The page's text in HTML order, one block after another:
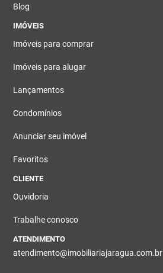
Blog
IMÓVEIS
Imóveis para comprar
Imóveis para alugar
Lançamentos
Condomínios
Anunciar seu imóvel
Favoritos
CLIENTE
Ouvidoria
Trabalhe conosco
ATENDIMENTO
atendimento@imobiliariajaragua.com.br